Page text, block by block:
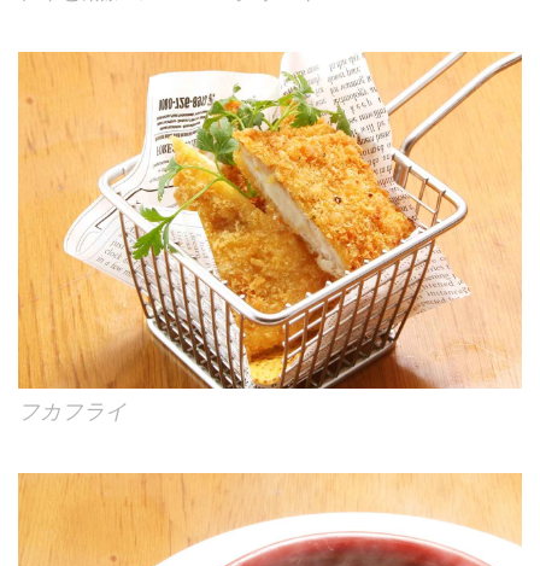
フカフライ